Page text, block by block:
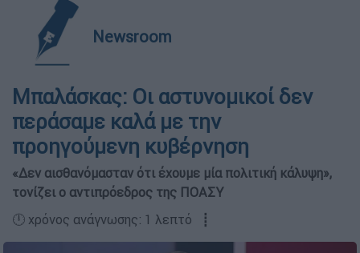
Newsroom
Μπαλάσκας: Οι αστυνομικοί δεν
περάσαμε καλά με την
προηγούμενη κυβέρνηση
«Δεν αισθανόμασταν ότι έχουμε μία πολιτική κάλυψη»,
τονίζει ο αντιπρόεδρος της ΠΟΑΣΥ
🕛 χρόνος ανάγνωσης: 1 λεπτό ┋